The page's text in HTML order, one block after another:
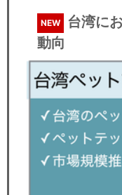
NEW
台湾に
動向